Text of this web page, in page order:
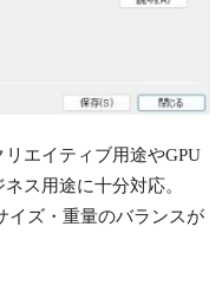
エイティブ用途やGPU
ス用途に十分対応。
イズ・重量のバランスが